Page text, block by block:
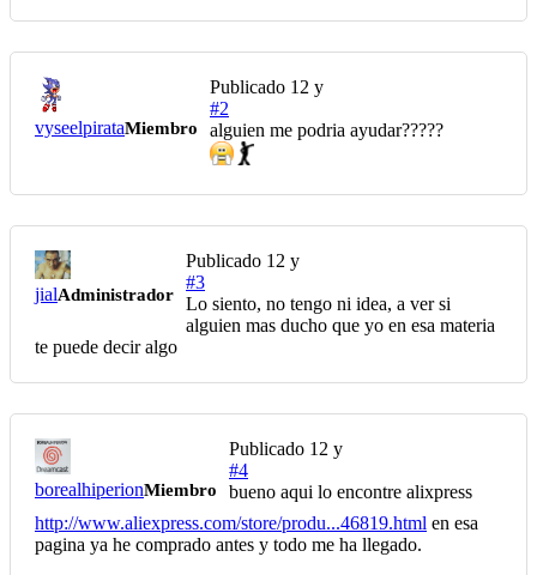
vyseelpirataMiembro
Publicado 12 y
#2
alguien me podria ayudar?????
jialAdministrador
Publicado 12 y
#3
Lo siento, no tengo ni idea, a ver si
alguien mas ducho que yo en esa materia
te puede decir algo
borealhiperionMiembro
Publicado 12 y
#4
bueno aqui lo encontre alixpress
http://www.aliexpress.com/store/produ...46819.html en esa
pagina ya he comprado antes y todo me ha llegado.